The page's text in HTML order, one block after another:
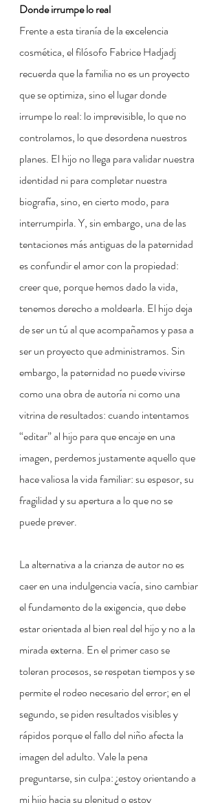
Donde irrumpe lo real
Frente a esta tiranía de la excelencia
cosmética, el filósofo Fabrice Hadjadj
recuerda que la familia no es un proyecto
que se optimiza, sino el lugar donde
irrumpe lo real: lo imprevisible, lo que no
controlamos, lo que desordena nuestros
planes. El hijo no llega para validar nuestra
identidad ni para completar nuestra
biografía, sino, en cierto modo, para
interrumpirla. Y, sin embargo, una de las
tentaciones más antiguas de la paternidad
es confundir el amor con la propiedad:
creer que, porque hemos dado la vida,
tenemos derecho a moldearla. El hijo deja
de ser un tú al que acompañamos y pasa a
ser un proyecto que administramos. Sin
embargo, la paternidad no puede vivirse
como una obra de autoría ni como una
vitrina de resultados: cuando intentamos
“editar” al hijo para que encaje en una
imagen, perdemos justamente aquello que
hace valiosa la vida familiar: su espesor, su
fragilidad y su apertura a lo que no se
puede prever.
La alternativa a la crianza de autor no es
caer en una indulgencia vacía, sino cambiar
el fundamento de la exigencia, que debe
estar orientada al bien real del hijo y no a la
mirada externa. En el primer caso se
toleran procesos, se respetan tiempos y se
permite el rodeo necesario del error; en el
segundo, se piden resultados visibles y
rápidos porque el fallo del niño afecta la
imagen del adulto. Vale la pena
preguntarse, sin culpa: ¿estoy orientando a
mi hijo hacia su plenitud o estoy